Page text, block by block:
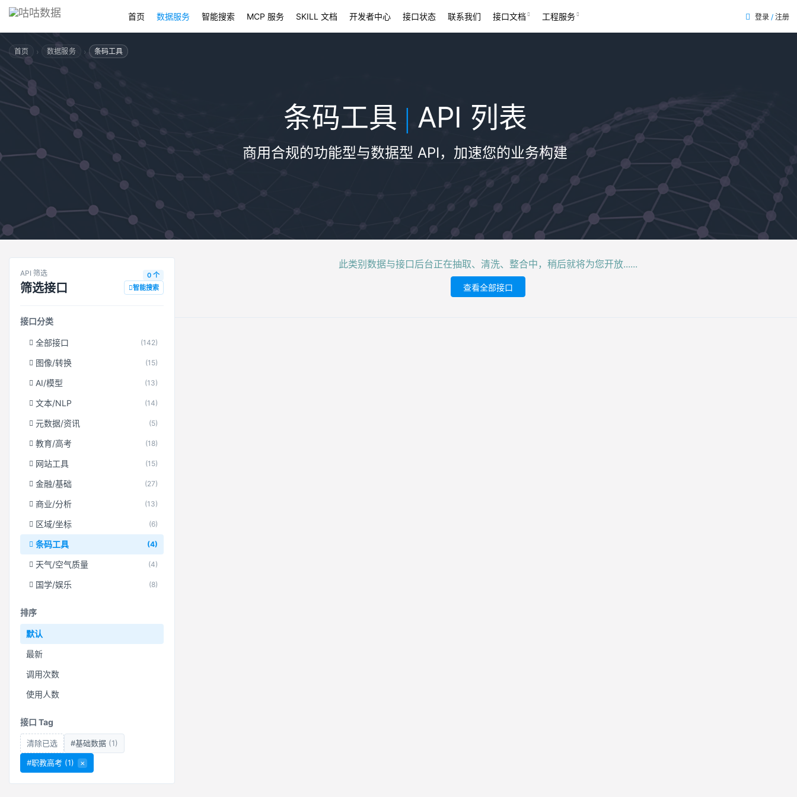
首页 数据服务 智能搜索 MCP 服务 SKILL 文档 开发者中心 接口状态 联系我们 接口文档 工程服务 登录 / 注册
首页 › 数据服务 › 条码工具
条码工具 | API 列表
商用合规的功能型与数据型 API，加速您的业务构建
API 筛选
筛选接口
0 个
智能搜索
接口分类
全部接口 (142)
图像/转换 (15)
AI/模型 (13)
文本/NLP (14)
元数据/资讯 (5)
教育/高考 (18)
网站工具 (15)
金融/基础 (27)
商业/分析 (13)
区域/坐标 (6)
条码工具 (4)
天气/空气质量 (4)
国学/娱乐 (8)
排序
默认
最新
调用次数
使用人数
接口 Tag
清除已选 #基础数据 (1)
#职教高考 (1) ×
此类别数据与接口后台正在抽取、清洗、整合中，稍后就将为您开放......
查看全部接口